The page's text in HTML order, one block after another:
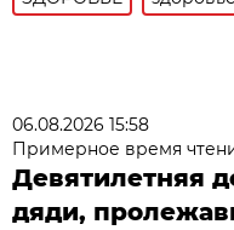
06.08.2026 15:58
Примерное время
Девятилетняя
дяди,